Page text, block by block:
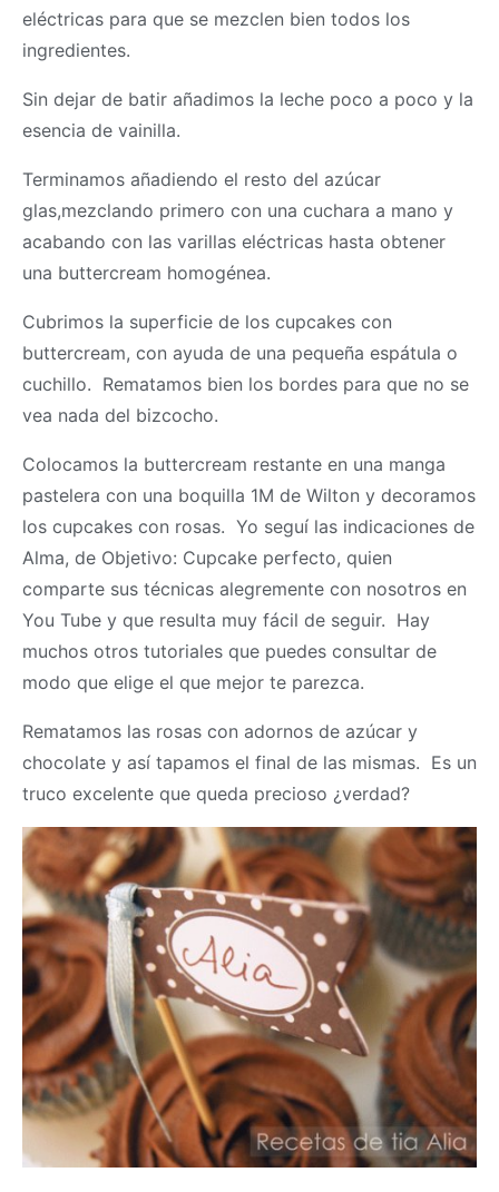
eléctricas para que se mezclen bien todos los
ingredientes.
Sin dejar de batir añadimos la leche poco a poco y la
esencia de vainilla.
Terminamos añadiendo el resto del azúcar
glas,mezclando primero con una cuchara a mano y
acabando con las varillas eléctricas hasta obtener
una buttercream homogénea.
Cubrimos la superficie de los cupcakes con
buttercream, con ayuda de una pequeña espátula o
cuchillo. Rematamos bien los bordes para que no se
vea nada del bizcocho.
Colocamos la buttercream restante en una manga
pastelera con una boquilla 1M de Wilton y decoramos
los cupcakes con rosas. Yo seguí las indicaciones de
Alma, de Objetivo: Cupcake perfecto, quien
comparte sus técnicas alegremente con nosotros en
You Tube y que resulta muy fácil de seguir. Hay
muchos otros tutoriales que puedes consultar de
modo que elige el que mejor te parezca.
Rematamos las rosas con adornos de azúcar y
chocolate y así tapamos el final de las mismas. Es un
truco excelente que queda precioso ¿verdad?